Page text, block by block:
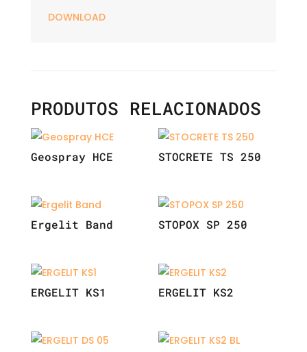
DOWNLOAD
PRODUTOS RELACIONADOS
Geospray HCE STOCRETE TS 250
Ergelit Band STOPOX SP 250
ERGELIT KS1 ERGELIT KS2